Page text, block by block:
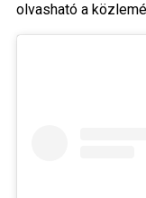
olvasható a